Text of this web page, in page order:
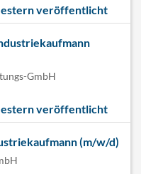
veröffentlicht
GmbH
veröffentlicht
(m/w/d)